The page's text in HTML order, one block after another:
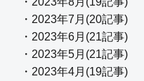
・2023年7月(20記事)
・2023年6月(21記事)
・2023年5月(21記事)
・2023年4月(19記事)